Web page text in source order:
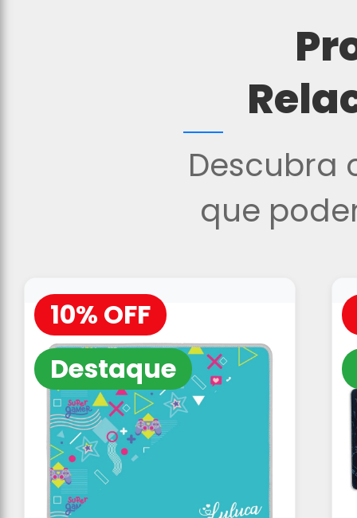
Descubra
que
10% OFF
Destaque